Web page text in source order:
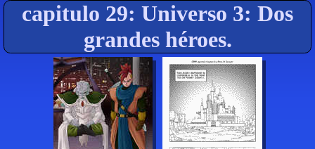
capitulo 29: Universo 3: Dos
grandes héroes.